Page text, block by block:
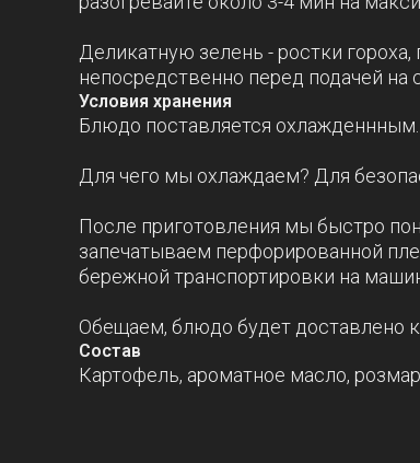
Деликатную зелень - ростки
непосредственно перед подачей на
Условия хранения
Блюдо поставляется охлажденнным.
Для чего мы охлаждаем? Для
После приготовления мы быстро
запечатываем перфорированной
бережной транспортировки на
Обещаем, блюдо будет доставлено
Состав
Картофель, ароматное масло,